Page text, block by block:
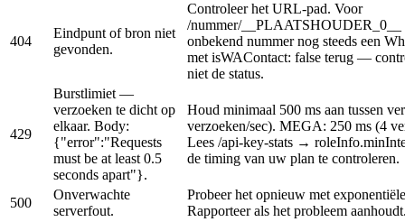
404
Eindpunt of bron niet
gevonden.
Controleer het URL-pad. Voor
/nummer/__PLAATSHOUDER_0__
onbekend nummer nog steeds een
met isWAContact: false terug —
niet de status.
429
Burstlimiet —
verzoeken te dicht op
elkaar. Body:
{"error":"Requests
must be at least 0.5
seconds apart"}.
Houd minimaal 500 ms aan tussen
verzoeken/sec). MEGA: 250 ms (4
Lees /api-key-stats →
de timing van uw plan te controleren.
500
Onverwachte
serverfout.
Probeer het opnieuw met
Rapporteer als het probleem